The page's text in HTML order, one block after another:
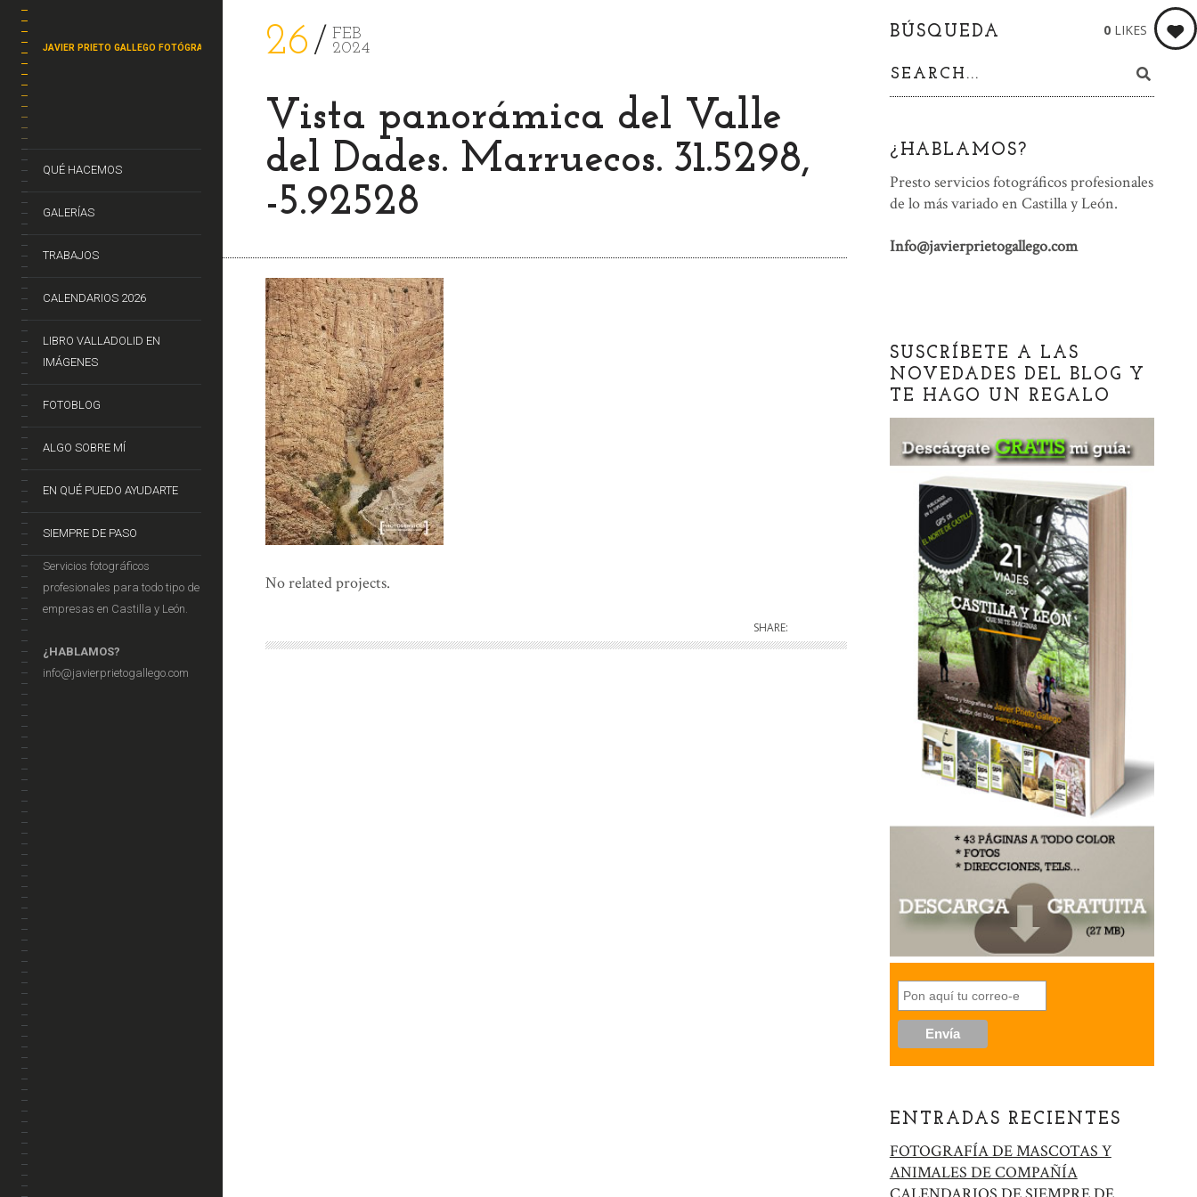
JAVIER PRIETO GALLEGO FOTÓGRAFO
QUÉ HACEMOS
GALERÍAS
TRABAJOS
CALENDARIOS 2026
LIBRO VALLADOLID EN
IMÁGENES
FOTOBLOG
ALGO SOBRE MÍ
EN QUÉ PUEDO AYUDARTE
SIEMPRE DE PASO
Servicios fotográficos
profesionales para todo tipo de
empresas en Castilla y León.
¿HABLAMOS?
info@javierprietogallego.com
26
FEB
2024
Vista panorámica del Valle
del Dades. Marruecos. 31.5298,
-5.92528
0 LIKES
No related projects.
SHARE:
BÚSQUEDA
¿HABLAMOS?
Presto servicios fotográficos profesionales
de lo más variado en Castilla y León.
Info@javierprietogallego.com
SUSCRÍBETE A LAS
NOVEDADES DEL BLOG Y
TE HAGO UN REGALO
ENTRADAS RECIENTES
FOTOGRAFÍA DE MASCOTAS Y
ANIMALES DE COMPAÑÍA